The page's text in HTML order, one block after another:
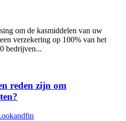
om de kasmiddelen van uw
verzekering op 100% van het
bedrijven...
reden zijn om